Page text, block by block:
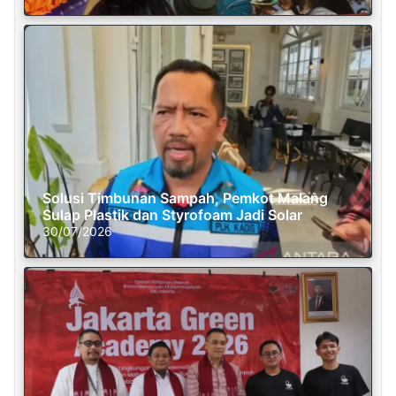
Solusi Timbunan Sampah, Pemkot Malang
Sulap Plastik dan Styrofoam Jadi Solar
30/07/2026